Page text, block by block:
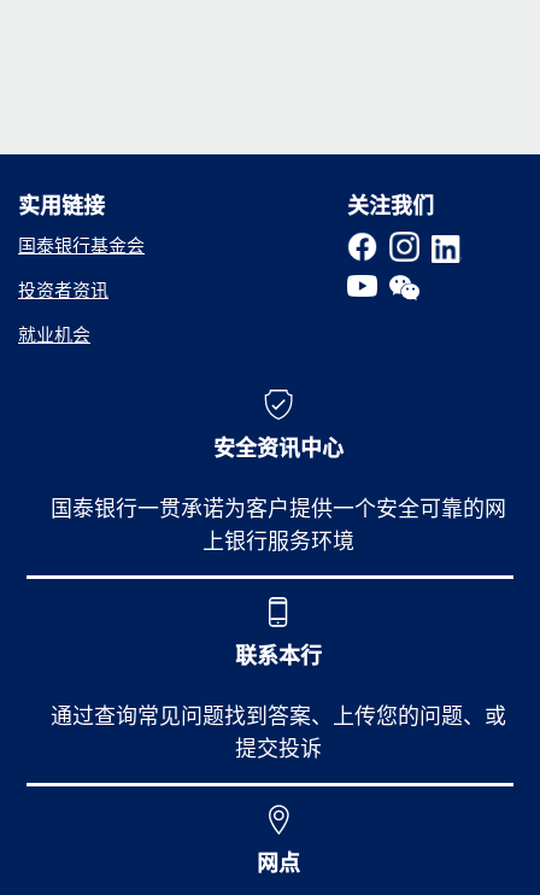
关注我们
实用链接
实用链接
国泰银行基金会
投资者资讯
就业机会
安全资讯中心
国泰银行一贯承诺为客户提供一个安全可靠的网
上银行服务环境
联系本行
通过查询常见问题找到答案、上传您的问题、或
提交投诉
网点